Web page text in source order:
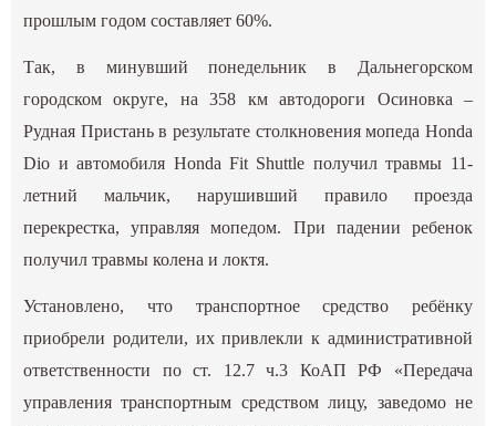
прошлым годом составляет 60%.
Так, в минувший понедельник в Дальнегорском
городском округе, на 358 км автодороги Осиновка –
Рудная Пристань в результате столкновения мопеда Honda
Dio и автомобиля Honda Fit Shuttle получил травмы 11-
летний мальчик, нарушивший правило проезда
перекрестка, управляя мопедом. При падении ребенок
получил травмы колена и локтя.
Установлено, что транспортное средство ребёнку
приобрели родители, их привлекли к административной
ответственности по ст. 12.7 ч.3 КоАП РФ «Передача
управления транспортным средством лицу, заведомо не